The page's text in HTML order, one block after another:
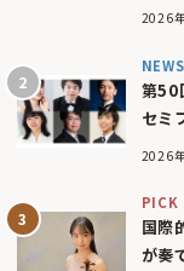
2026
NEWS
第50
セミ
2026
PICK
国際
が奏